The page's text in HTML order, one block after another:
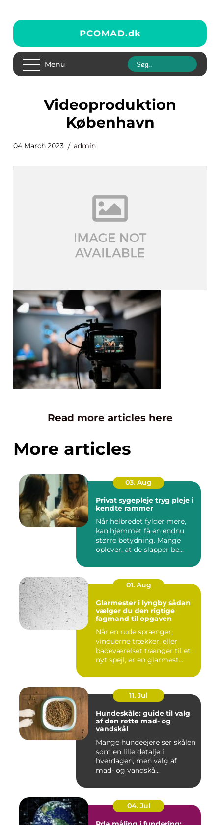
PCOMAD.dk
Menu
videoproduktion
København
04 March 2023 admin
Read more articles here
More articles
03. Aug
Privat sygepleje tryg pleje i
kendte rammer
Når helbredet fylder mere,
kan hjemmet få en endnu
større betydning. Mange
oplever, at de slapper be...
01. Aug
Glarmester i lyngby sådan
vælger du den rigtige
fagmand til opgaven
Når en rude sprænger,
vinduerne trækker, eller
badeværelset trænger til et
nyt spejl, er en glarmest...
11. Jul
Hundeskåle: guide til valg
af den rette mad- og
vandskål
Mange hundeejere ser skålen
som en lille detalje i
hverdagen, men valg af
mad- og vandskå...
04. Jul